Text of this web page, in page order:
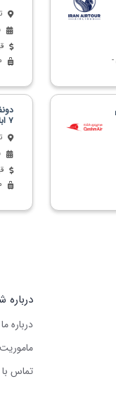
-
۷ ابان
درباره ما
تماس با